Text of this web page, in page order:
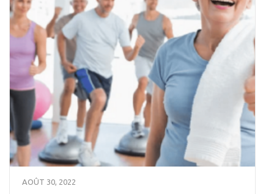
AOÛT 30, 2022